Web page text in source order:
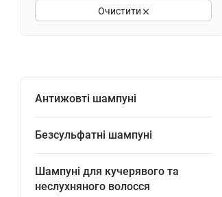
Очистити
Антижовті шампуні
Безсульфатні шампуні
Шампуні для кучерявого та
неслухняного волосся